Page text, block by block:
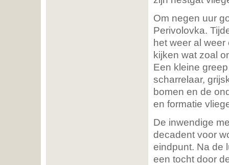
Om negen uur
Perivolovka.
het weer al
kijken wat zoal
Een kleine
scharrelaar,
bomen en de
en formatie
De inwendige
decadent voor
eindpunt. Na de
een tocht door